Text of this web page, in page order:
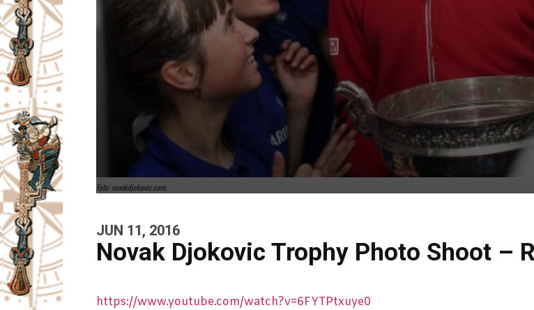
Foto: novakdjokovic.com
JUN 11, 2016
Novak Djokovic Trophy Photo Shoot –
https://www.youtube.com/watch?v=6FYTPtxuye0